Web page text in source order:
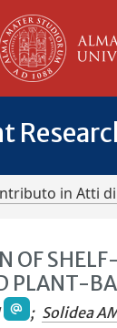
in Atti
OF
PLANT-
; Solidea